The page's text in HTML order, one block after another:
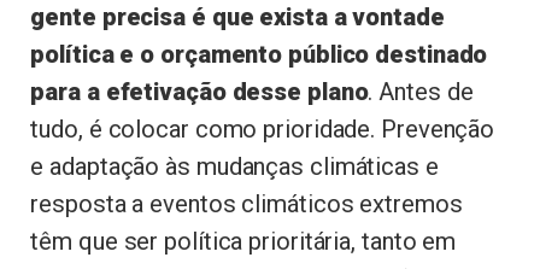
gente precisa é que exista a vontade
política e o orçamento público destinado
para a efetivação desse plano. Antes de
tudo, é colocar como prioridade. Prevenção
e adaptação às mudanças climáticas e
resposta a eventos climáticos extremos
têm que ser política prioritária, tanto em